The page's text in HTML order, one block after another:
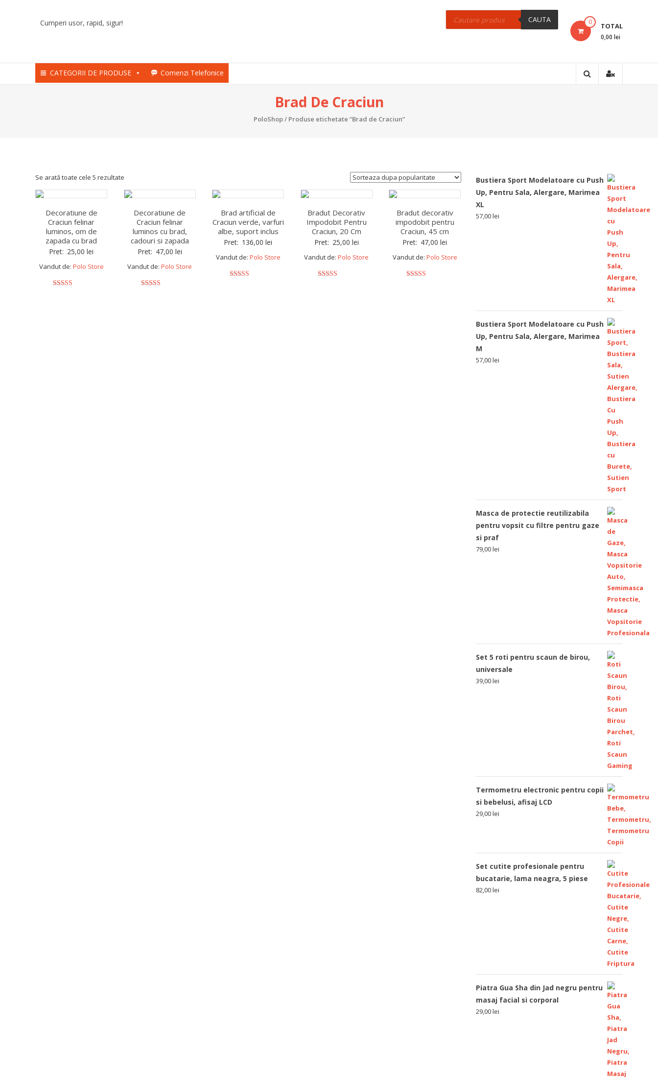
Cumperi usor, rapid, sigur! 0 TOTAL
0,00 lei
Products
search CAUTA
CATEGORII DE PRODUSE Comenzi Telefonice
Brad De Craciun
PoloShop/ Produse etichetate “Brad de Craciun”
Se arată toate cele 5 rezultate
Decoratiune de
Craciun felinar
luminos, om de
zapada cu brad
Pret: 25,00lei
Vandut de: Polo Store
Decoratiune de
Craciun felinar
luminos cu brad,
cadouri si zapada
Pret: 47,00 lei
Vandut de:Polo Store
Brad artificial de
Craciun verde, varfuri
albe, suport inclus
Pret: 136,00lei
Vandut de: Polo Store
Bradut Decorativ
Impodobit Pentru
Craciun, 20 Cm
Pret: 25,00 lei
Vandut de:Polo Store
Bradut decorativ
impodobit pentru
Craciun, 45 cm
Pret: 47,00lei
Vandut de: Polo Store
Bustiera Sport Modelatoare cu Push
Up, Pentru Sala, Alergare, Marimea
XL
57,00lei
Bustiera Sport Modelatoare cu Push
Up, Pentru Sala, Alergare, Marimea
M
57,00lei
Masca de protectie reutilizabila
pentru vopsit cu filtre pentru gaze
si praf
79,00lei
Set 5 roti pentru scaun de birou,
universale
39,00lei
Termometru electronic pentru copii
si bebelusi, afisaj LCD
29,00lei
Set cutite profesionale pentru
bucatarie, lama neagra, 5 piese
82,00lei
Piatra Gua Sha din Jad negru pentru
masaj facial si corporal
29,00lei